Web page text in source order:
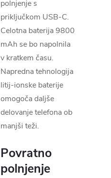
polnjenje s
priključkom USB-C.
Celotna baterija 9800
mAh se bo napolnila
v kratkem času.
Napredna tehnologija
litij-ionske baterije
omogoča daljše
delovanje telefona ob
manjši teži.
Povratno
polnjenje